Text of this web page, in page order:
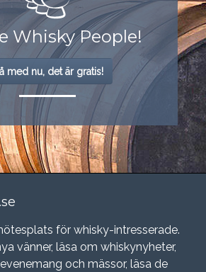
Whisky People!
med nu, det är gratis!
för whisky-intresserade.
vänner, läsa om whiskynyheter,
och mässor, läsa de